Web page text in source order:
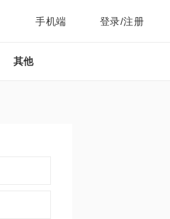
手机端 登录/注册
其他